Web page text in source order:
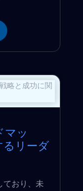
マッ
るリーダ
ており、未